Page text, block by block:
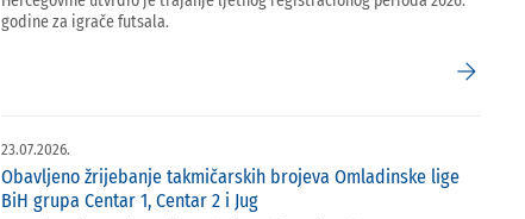
godine za igrače futsala.
arrow_forward
23.07.2026.
Obavljeno žrijebanje takmičarskih brojeva Omladinske lige
BiH grupa Centar 1, Centar 2 i Jug